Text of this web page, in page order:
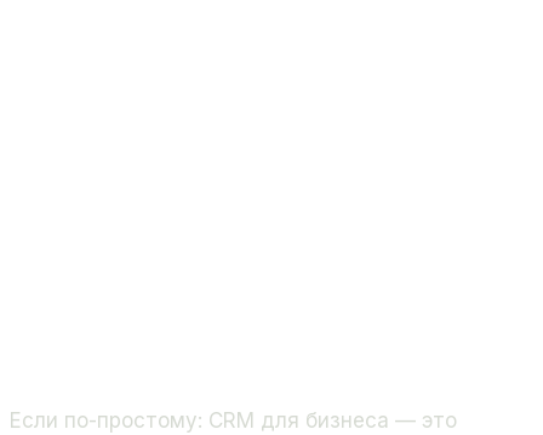
Если по-простому: CRM для бизнеса — это